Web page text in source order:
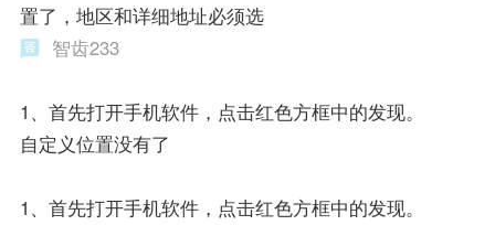
置了，地区和详细地址必须选
智齿233
1、首先打开手机软件，点击红色方框中的发现。
自定义位置没有了
1、首先打开手机软件，点击红色方框中的发现。